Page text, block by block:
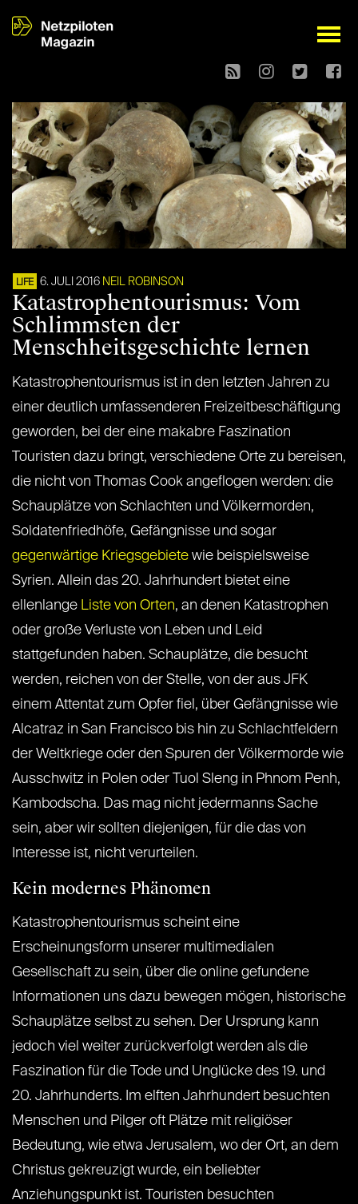
open
LIFE 6. JULI 2016 NEIL ROBINSON
Katastrophentourismus: Vom
Schlimmsten der
Menschheitsgeschichte lernen
Katastrophentourismus ist in den letzten Jahren zu
einer deutlich umfassenderen Freizeitbeschäftigung
geworden, bei der eine makabre Faszination
Touristen dazu bringt, verschiedene Orte zu bereisen,
die nicht von Thomas Cook angeflogen werden: die
Schauplätze von Schlachten und Völkermorden,
Soldatenfriedhöfe, Gefängnisse und sogar
gegenwärtige Kriegsgebiete wie beispielsweise
Syrien. Allein das 20. Jahrhundert bietet eine
ellenlange Liste von Orten, an denen Katastrophen
oder große Verluste von Leben und Leid
stattgefunden haben. Schauplätze, die besucht
werden, reichen von der Stelle, von der aus JFK
einem Attentat zum Opfer fiel, über Gefängnisse wie
Alcatraz in San Francisco bis hin zu Schlachtfeldern
der Weltkriege oder den Spuren der Völkermorde wie
Ausschwitz in Polen oder Tuol Sleng in Phnom Penh,
Kambodscha. Das mag nicht jedermanns Sache
sein, aber wir sollten diejenigen, für die das von
Interesse ist, nicht verurteilen.
Kein modernes Phänomen
Katastrophentourismus scheint eine
Erscheinungsform unserer multimedialen
Gesellschaft zu sein, über die online gefundene
Informationen uns dazu bewegen mögen, historische
Schauplätze selbst zu sehen. Der Ursprung kann
jedoch viel weiter zurückverfolgt werden als die
Faszination für die Tode und Unglücke des 19. und
20. Jahrhunderts. Im elften Jahrhundert besuchten
Menschen und Pilger oft Plätze mit religiöser
Bedeutung, wie etwa Jerusalem, wo der Ort, an dem
Christus gekreuzigt wurde, ein beliebter
Anziehungspunkt ist. Touristen besuchten